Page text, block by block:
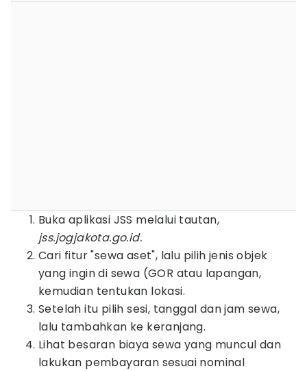
Buka aplikasi JSS melalui tautan,
jss.jogjakota.go.id.
Cari fitur "sewa aset", lalu pilih jenis objek
yang ingin di sewa (GOR atau lapangan,
kemudian tentukan lokasi.
Setelah itu pilih sesi, tanggal dan jam sewa,
lalu tambahkan ke keranjang.
Lihat besaran biaya sewa yang muncul dan
lakukan pembayaran sesuai nominal